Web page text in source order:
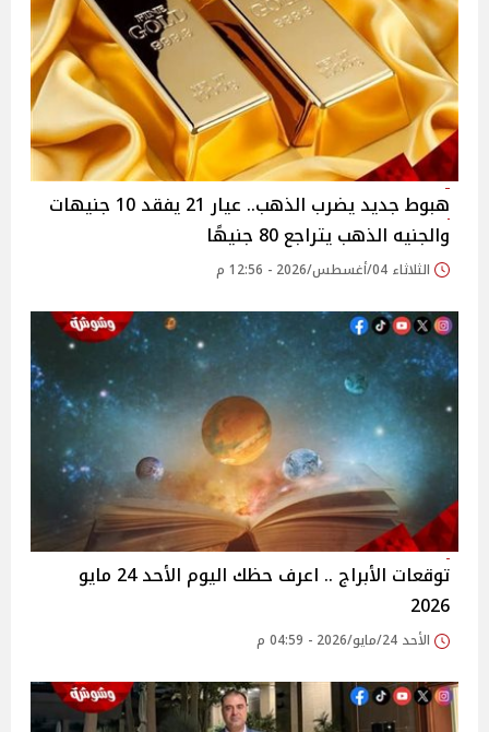
هبوط جديد يضرب الذهب.. عيار 21 يفقد 10 جنيهات
والجنيه الذهب يتراجع 80 جنيهًا
الثلاثاء 04/أغسطس/2026 - 12:56 م
توقعات الأبراج .. اعرف حظك اليوم الأحد 24 مايو
2026
الأحد 24/مايو/2026 - 04:59 م